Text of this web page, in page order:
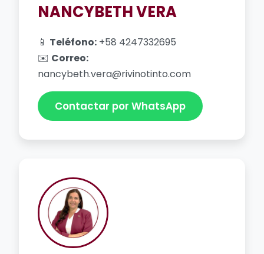
NANCYBETH VERA
📱 Teléfono: +58 4247332695
✉️ Correo:
nancybeth.vera@rivinotinto.com
Contactar por WhatsApp